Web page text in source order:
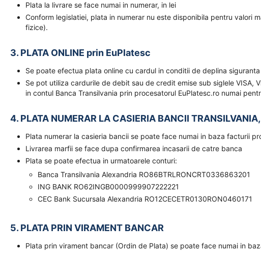
Plata la livrare se face numai in numerar, in lei
Conform legislatiei, plata in numerar nu este disponibila pentru valori
fizice).
3. PLATA ONLINE prin EuPlatesc
Se poate efectua plata online cu cardul in conditii de deplina siguranta
Se pot utiliza cardurile de debit sau de credit emise sub siglele VISA,
in contul Banca Transilvania prin procesatorul EuPlatesc.ro numai
4. PLATA NUMERAR LA CASIERIA BANCII
Plata numerar la casieria bancii se poate face numai in baza facturii
Livrarea marfii se face dupa confirmarea incasarii de catre banca
Plata se poate efectua in urmatoarele conturi:
Banca Transilvania Alexandria RO86BTRLRONCRT0336863201
ING BANK RO62INGB0000999907222221
CEC Bank Sucursala Alexandria RO12CECETR0130RON0460171
5. PLATA PRIN VIRAMENT BANCAR
Plata prin virament bancar (Ordin de Plata) se poate face numai in